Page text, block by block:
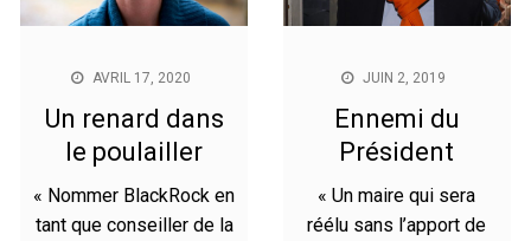
AVRIL 17, 2020
Un renard dans
le poulailler
« Nommer BlackRock en
tant que conseiller de la
JUIN 2, 2019
Ennemi du
Président
« Un maire qui sera
réélu sans l’apport de